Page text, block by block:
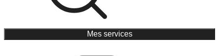
Mes services